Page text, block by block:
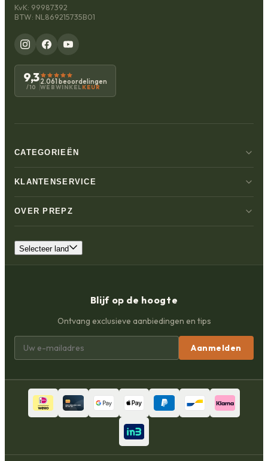
KvK: 99987392
BTW: NL869215735B01
9,3
/10
2.061 beoordelingen
WEBWINKEL KEUR
CATEGORIEËN
KLANTENSERVICE
OVER PREPZ
Selecteer land
Blijf op de hoogte
Ontvang exclusieve aanbiedingen en tips
Aanmelden